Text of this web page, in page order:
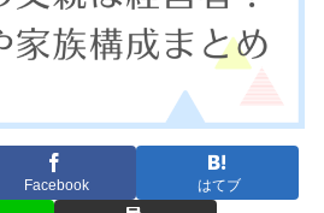
Facebook はてブ